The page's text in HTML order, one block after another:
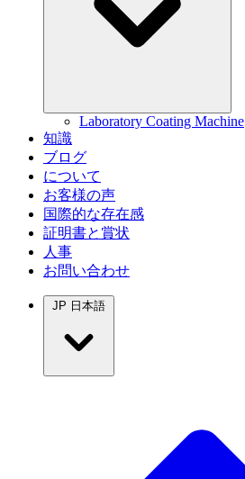
Laboratory Coating Machine
知識
ブログ
について
お客様の声
国際的な存在感
証明書と賞状
人事
お問い合わせ
JP 日本語